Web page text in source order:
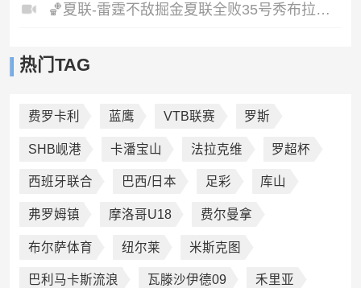
🏀夏联-雷霆不敌掘金夏联全败35号秀布拉齐尔32+6马拉14+7+6
热门TAG
费罗卡利 蓝鹰 VTB联赛 罗斯
SHB岘港 卡潘宝山 法拉克维 罗超杯
西班牙联合 巴西/日本 足彩 库山
弗罗姆镇 摩洛哥U18 费尔曼拿
布尔萨体育 纽尔莱 米斯克图
巴利马卡斯流浪 瓦滕沙伊德09 禾里亚